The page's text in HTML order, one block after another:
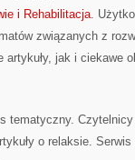
i Rehabilitacja.
związanych z
artykuły, jak i ciekawe
tematyczny.
o relaksie.